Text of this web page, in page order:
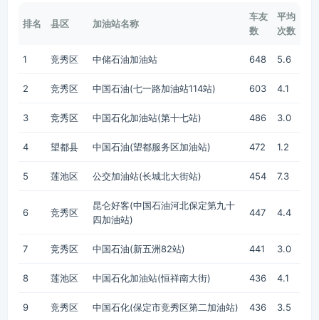
排名 县区 加油站名称
车友
数
平均
次数
1 竞秀区 中储石油加油站 648 5.6
2 竞秀区 中国石油(七一路加油站114站) 603 4.1
3 竞秀区 中国石化加油站(第十七站) 486 3.0
4 望都县 中国石油(望都服务区加油站) 472 1.2
5 莲池区 公交加油站(长城北大街站) 454 7.3
6 竞秀区
昆仑好客(中国石油河北保定第九十
四加油站)
447 4.4
7 竞秀区 中国石油(新五洲82站) 441 3.0
8 莲池区 中国石化加油站(恒祥南大街) 436 4.1
9 竞秀区 中国石化(保定市竞秀区第二加油站) 436 3.5